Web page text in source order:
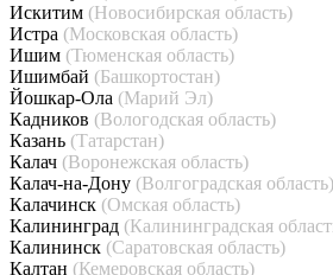
Искитим (Новосибирская область)
Истра (Московская область)
Ишим (Тюменская область)
Ишимбай (Башкортостан)
Йошкар-Ола (Марий Эл)
Кадников (Вологодская область)
Казань (Татарстан)
Калач (Воронежская область)
Калач-на-Дону (Волгоградская область)
Калачинск (Омская область)
Калининград (Калининградская
Калининск (Саратовская область)
Калтан (Кемеровская область)